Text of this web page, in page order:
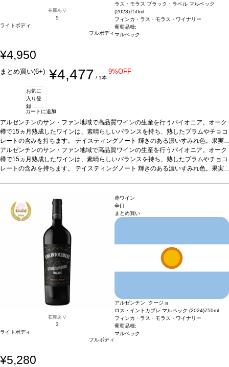
在庫あり
5
ライトボディ
フルボディ
ラス・モラス ブラック・ラベル マルベック
(2023)750ml
フィンカ・ラス・モラス・ワイナリー
葡萄品種:
マルベック
¥4,950
まとめ買い(6+) ¥4,477 / 1本
9%OFF
お気に
入り登
録
カートに追加
アルゼンチンのサン・ファン地域で高品質ワインの生産を行うパイオニア。オーク
樽で15ヵ月熟成したワインは、素晴らしいバランスを持ち、熟したプラムやチョコ
レートの含みを持ちます。 テイスティングノート 輝きのある濃いすみれ色。果実
とウッディさの見事なバランスを表している。熟したプラム、焙煎コーヒー、チョ
コレートを含み味わいが広がり、しっかりとしたストラクチャーを持ち、タンニン
は滑らかでとても柔らかい。合う料理肉料理やバーベキュー肉、ハードチーズな
アルゼンチンのサン・ファン地域で高品質ワインの生産を行うパイオニア。オーク
樽で15ヵ月熟成したワインは、素晴らしいバランスを持ち、熟したプラムやチョコ
レートの含みを持ちます。 テイスティングノート 輝きのある濃いすみれ色。果実
肉料理やバーベキュー肉、ハードチーズな
どと好相性
葡萄品種 マルベック100％
*本ヴィンテージが在庫切れの場合、在庫が
あり価格が同様の場合は自動的に次のヴィンテージに変更されます、ご了承くださ
在庫あり
3
ライトボディ
フルボディ
赤ワイン
辛口
まとめ買い
アルゼンチン クージョ
ロス・イントカブレ マルベック (2024)750ml
フィンカ・ラス・モラス・ワイナリー
葡萄品種:
マルベック
¥5,280